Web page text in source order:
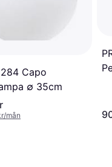
Capo
∅ 35cm
mån